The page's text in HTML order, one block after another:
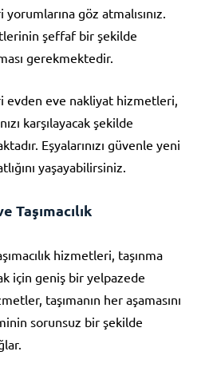
göz atmalısınız.
şeffaf bir şekilde
gerekmektedir.
evden eve nakliyat hizmetleri,
karşılayacak şekilde
Eşyalarınızı güvenle yeni
yaşayabilirsiniz.
Taşımacılık
hizmetleri, taşınma
için geniş bir yelpazede
taşımanın her aşamasını
sorunsuz bir şekilde